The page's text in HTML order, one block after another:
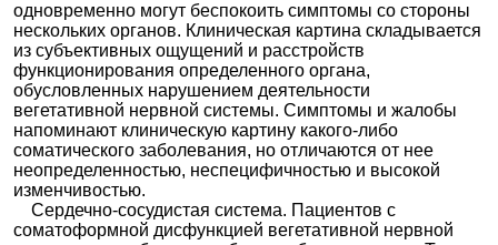
одновременно могут беспокоить симптомы со стороны
нескольких органов. Клиническая картина складывается
из субъективных ощущений и расстройств
функционирования определенного органа,
обусловленных нарушением деятельности
вегетативной нервной системы. Симптомы и жалобы
напоминают клиническую картину какого-либо
соматического заболевания, но отличаются от нее
неопределенностью, неспецифичностью и высокой
изменчивостью.
Сердечно-сосудистая система. Пациентов с
соматоформной дисфункцией вегетативной нервной